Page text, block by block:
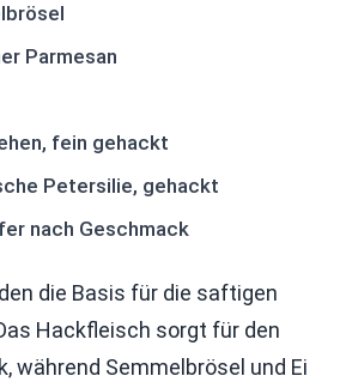
Parmesan
fein gehackt
Petersilie, gehackt
nach Geschmack
die Basis für die saftigen
Hackfleisch sorgt für den
während Semmelbrösel und Ei